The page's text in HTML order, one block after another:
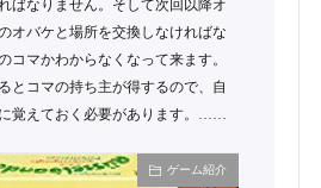
ばなりません。そして次回以降オ
オバケと場所を交換しなければな
コマかわからなくなって来ます。
とコマの持ち主が得するので、自
覚えておく必要があります。……
ゲーム紹介